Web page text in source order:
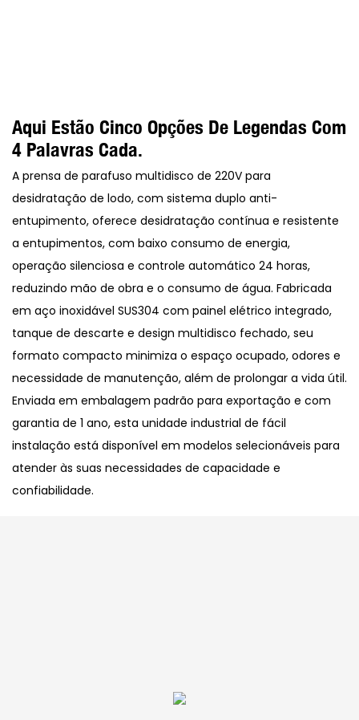
Aqui Estão Cinco Opções De Legendas Com
4 Palavras Cada.
A prensa de parafuso multidisco de 220V para
desidratação de lodo, com sistema duplo anti-
entupimento, oferece desidratação contínua e resistente
a entupimentos, com baixo consumo de energia,
operação silenciosa e controle automático 24 horas,
reduzindo mão de obra e o consumo de água. Fabricada
em aço inoxidável SUS304 com painel elétrico integrado,
tanque de descarte e design multidisco fechado, seu
formato compacto minimiza o espaço ocupado, odores e
necessidade de manutenção, além de prolongar a vida útil.
Enviada em embalagem padrão para exportação e com
garantia de 1 ano, esta unidade industrial de fácil
instalação está disponível em modelos selecionáveis ​​para
atender às suas necessidades de capacidade e
confiabilidade.